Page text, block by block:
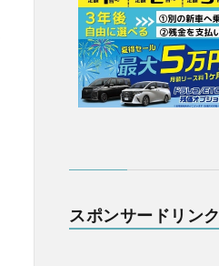
スポンサードリンク